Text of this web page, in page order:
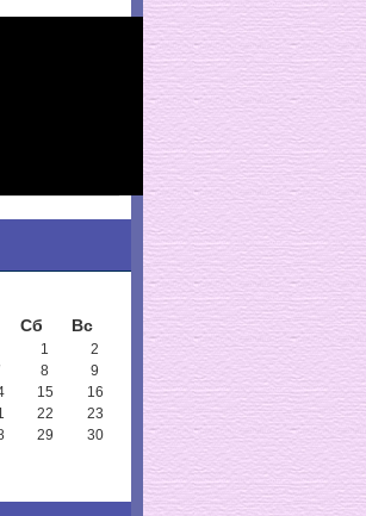
Сб Вс
1
2
8
9
15
16
22
23
29
30